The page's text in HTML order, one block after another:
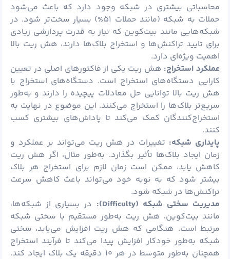
محاسباتی بیشتری در شبکه وجود دارد که باعث می‌شود
حملات به شبکه (مانند حملات ۵۱%) بسیار سخت‌تر شود. در
شبکه‌هایی مانند بیت‌کوین که نیاز به قدرت پردازشی زیادی
برای تایید تراکنش‌ها و استخراج بلاک‌ها دارند، هش ریت بالا
اهمیت ویژه‌ای دارد.
عملکرد استخراج: هش ریت یکی از فاکتورهای اصلی در تعیین
کارایی دستگاه‌های استخراج است. دستگاه‌های استخراج با
هش ریت بالا توانایی حل معادلات پیچیده را دارند و به‌طور
سریع‌تر بلاک‌ها را استخراج می‌کنند. این موضوع در نهایت به
استخراج‌کنندگان کمک می‌کند تا پاداش‌های بیشتری کسب
کنند.
پایداری شبکه: تغییرات در هش ریت می‌تواند بر عملکرد و
زمان ایجاد بلاک‌ها تأثیر بگذارد. به‌طور مثال، اگر هش ریت
کاهش یابد، ممکن است زمان لازم برای استخراج هر بلاک
بیشتر شود که به نوبه خود می‌تواند باعث کاهش سرعت
تراکنش‌ها در شبکه شود.
مدیریت سختی شبکه (Difficulty):
در بسیاری از شبکه‌ها،
مانند بیت‌کوین، هش ریت به‌طور مستقیم با سختی شبکه
مرتبط است. هنگامی که هش ریت افزایش می‌یابد، سختی
شبکه به‌طور خودکار افزایش پیدا می‌کند تا فرآیند استخراج
همچنان به‌طور متوسط در هر ۱۰ دقیقه یک بلاک ایجاد کند.